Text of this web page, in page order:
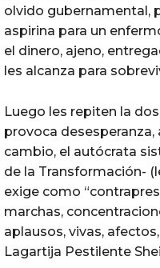
olvido gubernamental,
aspirina para un
el dinero, ajeno,
les alcanza para
Luego les repiten la
provoca
cambio, el autócrata
de la Transformación-
exige como
marchas,
aplausos, vivas,
Lagartija Pestilente